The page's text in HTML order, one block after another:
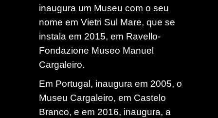
inaugura um Museu com o seu
nome em Vietri Sul Mare, que se
instala em 2015, em Ravello-
Fondazione Museo Manuel
Cargaleiro.
Em Portugal, inaugura em 2005, o
Museu Cargaleiro, em Castelo
Branco, e em 2016, inaugura, a